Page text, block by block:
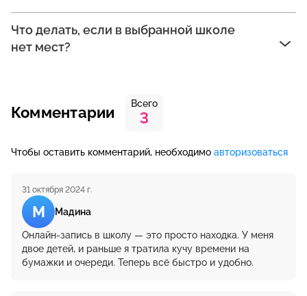
Что делать, если в выбранной школе
нет мест?
Комментарии Всего
3
Чтобы оставить комментарий, необходимо авторизоваться
М Мадина
31 октября 2024 г.
Онлайн-запись в школу — это просто находка. У меня
двое детей, и раньше я тратила кучу времени на
бумажки и очереди. Теперь всё быстро и удобно.